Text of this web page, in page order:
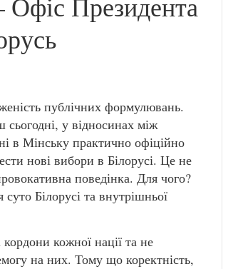
публічних формулювань.
у відносинах між
в Мінську практично офіційно
нові вибори в Білорусі. Це не
поведінка. Для чого?
Білорусі та внутрішньої
кожної нації та не
на них. Тому що коректність,